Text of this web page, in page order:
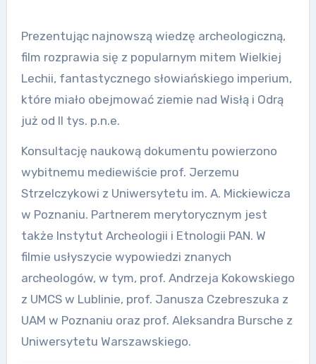
Prezentując najnowszą wiedzę archeologiczną,
film rozprawia się z popularnym mitem Wielkiej
Lechii, fantastycznego słowiańskiego imperium,
które miało obejmować ziemie nad Wisłą i Odrą
już od II tys. p.n.e.
Konsultację naukową dokumentu powierzono
wybitnemu mediewiście prof. Jerzemu
Strzelczykowi z Uniwersytetu im. A. Mickiewicza
w Poznaniu. Partnerem merytorycznym jest
także Instytut Archeologii i Etnologii PAN. W
filmie usłyszycie wypowiedzi znanych
archeologów, w tym, prof. Andrzeja Kokowskiego
z UMCS w Lublinie, prof. Janusza Czebreszuka z
UAM w Poznaniu oraz prof. Aleksandra Bursche z
Uniwersytetu Warszawskiego.